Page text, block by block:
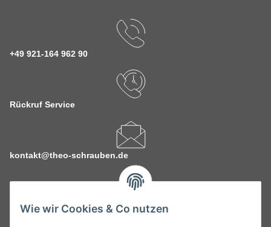
Wie wir Cookies & Co nutzen
+49 921-164 962 90
Rückruf Service
kontakt@theo-schrauben.de